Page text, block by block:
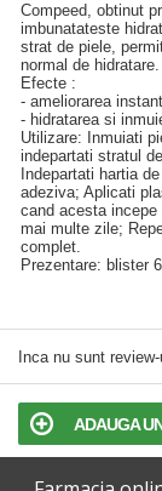
Compeed, obtinut
imbunatateste
strat de piele,
normal de hidratare.
Efecte :
- ameliorarea
- hidratarea si
Utilizare: Inmuiati
indepartati stratul
Indepartati hartia
adeziva; Aplicati
cand acesta
mai multe zile;
complet.
Prezentare: blister
Inca nu sunt
ADAUGA